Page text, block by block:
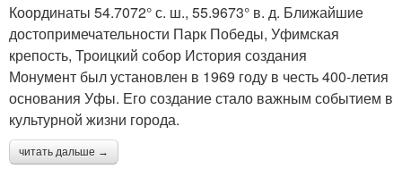
Координаты 54.7072° с. ш., 55.9673° в. д. Ближайшие
достопримечательности Парк Победы, Уфимская
крепость, Троицкий собор История создания
Монумент был установлен в 1969 году в честь 400-летия
основания Уфы. Его создание стало важным событием в
культурной жизни города.
читать дальше →